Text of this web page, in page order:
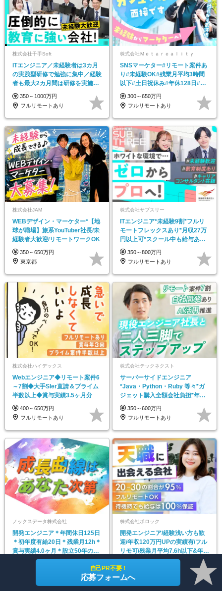
自己PR不要！
応募フォームへ
株式会社千手Soft
ITエンジニア／未経験者は3カ月
の実践型研修で勉強に集中／経験
者も最大2カ月間は研修を実施／
年休126日
350～1000万円
フルリモートあり
株式会社Ｍｅｔａｒｅａｌｉｔｙ
SNSマーケター#リモート案件あ
り#未経験OK#残業月平均3時間
以下#土日祝休み#年休128日#面
接1回
300～650万円
フルリモートあり
株式会社JAM
WEBデザイン・マーケター*【地
球が職場】旅系YouTuber社長/未
経験者大歓迎/リモートワークOK
350～650万円
東京都
株式会社サブスリー
ITエンジニア*未経験9割*フルリ
モートフレックスあり*月収27万
円以上可*スクール中も給与あり*
年休135日
350～800万円
フルリモートあり
株式会社ハイデックス
Webエンジニア◆リモート案件6
～7割◆大手SIer直請＆プライム
半数以上◆賞与実績3.5ヶ月分
400～650万円
フルリモートあり
株式会社テックネクスト
サーバーサイドエンジニア
*Java・Python・Ruby 等々*ガ
ジェット購入全額会社負担*年休
125日以上
350～600万円
フルリモートあり
ノックスデータ株式会社
開発エンジニア＊年間休日125日
＊初年度有給20日＊残業月12h＊
賞与実績4.0ヶ月＊設立50年の安
東京都_神奈川県_千葉県_愛知県
株式会社ポロック
開発エンジニア/経験浅い方も歓
迎/年収120万円UPの実績有/フル
リモ可/残業月平均7.6h以下&年休
126日